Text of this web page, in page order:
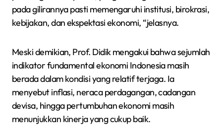
pada gilirannya pasti memengaruhi institusi, birokrasi,
kebijakan, dan ekspektasi ekonomi, “jelasnya.
Meski demikian, Prof. Didik mengakui bahwa sejumlah
indikator fundamental ekonomi Indonesia masih
berada dalam kondisi yang relatif terjaga. Ia
menyebut inflasi, neraca perdagangan, cadangan
devisa, hingga pertumbuhan ekonomi masih
menunjukkan kinerja yang cukup baik.